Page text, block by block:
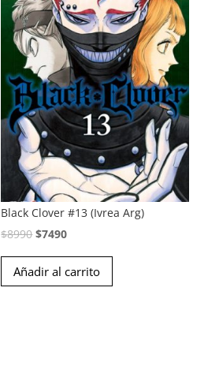
Black Clover #13 (Ivrea Arg)
$8990El
precio
original
$7490El
precio
actual
Añadir al carrito